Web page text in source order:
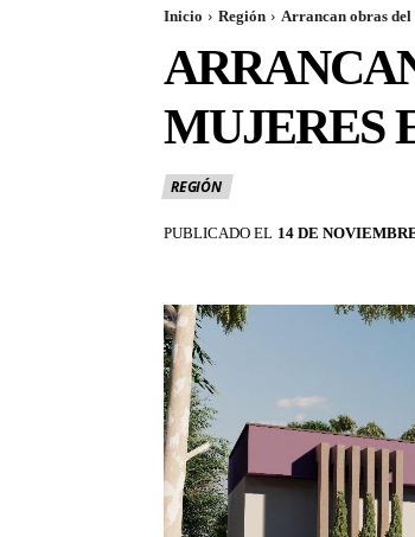
Inicio Región Arrancan obras del
MUJERES
REGIÓN
PUBLICADO EL 14 DE